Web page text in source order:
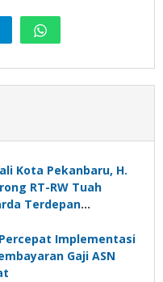
Kota Pekanbaru, H.
RT-RW Tuah
Terdepan
Implementasi
Gaji ASN